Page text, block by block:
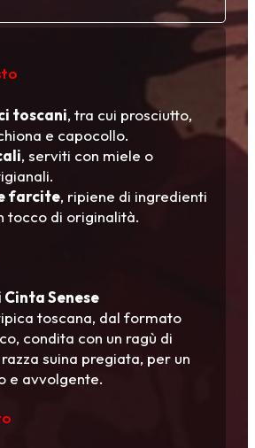
toscani, tra cui prosciutto,
e capocollo.
, serviti con miele o
farcite, ripiene di ingredienti
tocco di originalità.
Senese
toscana, dal formato
condita con un ragù di
suina pregiata, per un
e avvolgente.